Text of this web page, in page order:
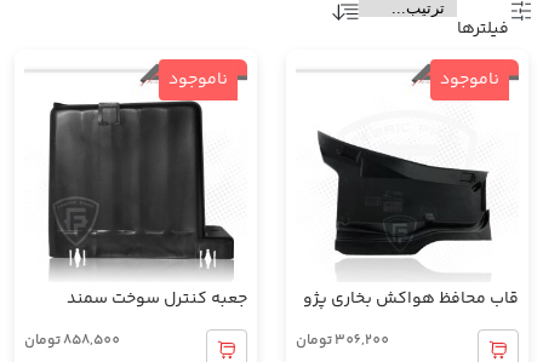
فیلتر‌ها
ناموجود
قاب محافظ هواکش بخاری پژو
306,200تومان
ناموجود
جعبه کنترل سوخت سمند
858,500تومان